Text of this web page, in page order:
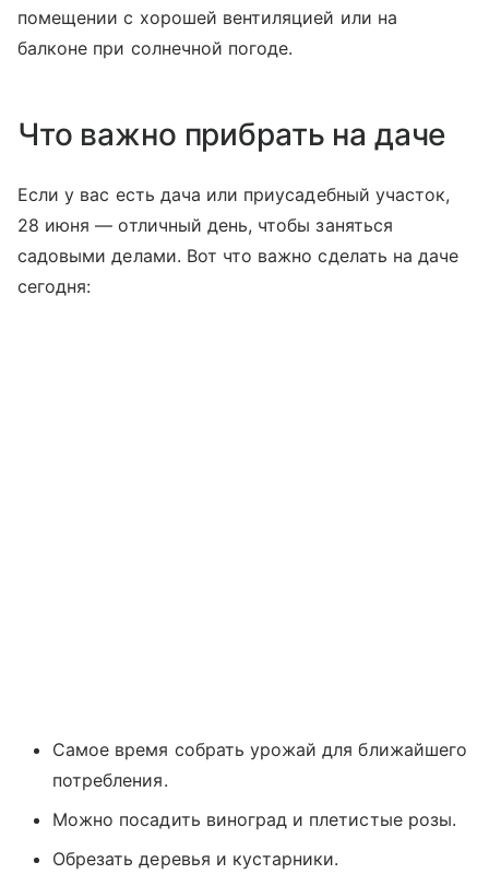
помещении с хорошей вентиляцией или на
балконе при солнечной погоде.
Что важно прибрать на даче
Если у вас есть дача или приусадебный участок,
28 июня — отличный день, чтобы заняться
садовыми делами. Вот что важно сделать на даче
сегодня:
Самое время собрать урожай для ближайшего
потребления.
Можно посадить виноград и плетистые розы.
Обрезать деревья и кустарники.